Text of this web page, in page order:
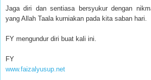
Jaga diri dan sentiasa bersyukur dengan
yang Allah Taala kurniakan pada kita saban hari.
FY mengundur diri buat kali ini.
FY
www.faizalyusup.net